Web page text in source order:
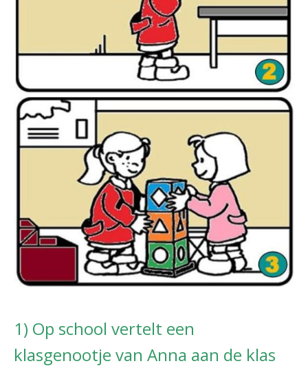
1) Op school vertelt een
klasgenootje van Anna aan de klas